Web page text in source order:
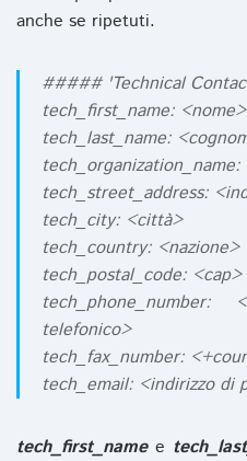
anche se ripetuti.
##### 'Technical
tech_first_name: <nome>
tech_last_name:
tech_street_address:
tech_city: <città>
tech_country: <nazione>
tech_postal_code: <cap>
tech_phone_number:
telefonico>
tech_fax_number:
tech_email: <indirizzo di
tech_first_namee